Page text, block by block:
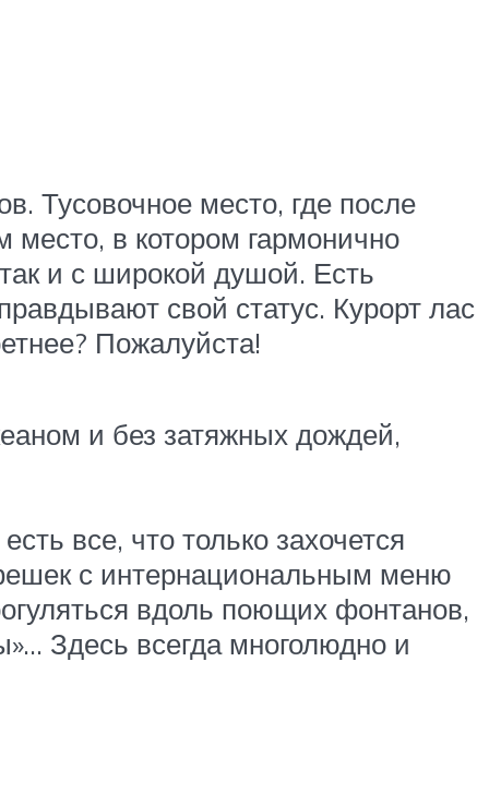
Тусовочное место, где после
место, в котором гармонично
и с широкой душой. Есть
свой статус. Курорт лас
Пожалуйста!
и без затяжных дождей,
все, что только захочется
с интернациональным меню
вдоль поющих фонтанов,
Здесь всегда многолюдно и